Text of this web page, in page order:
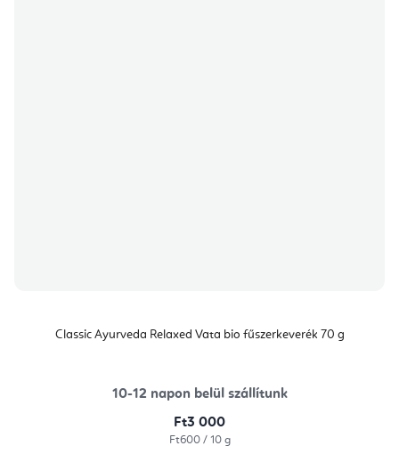
Classic Ayurveda Relaxed Vata bio fűszerkeverék 70 g
10-12 napon belül szállítunk
Ft3 000
Egységár:
Ft600 / 10 g